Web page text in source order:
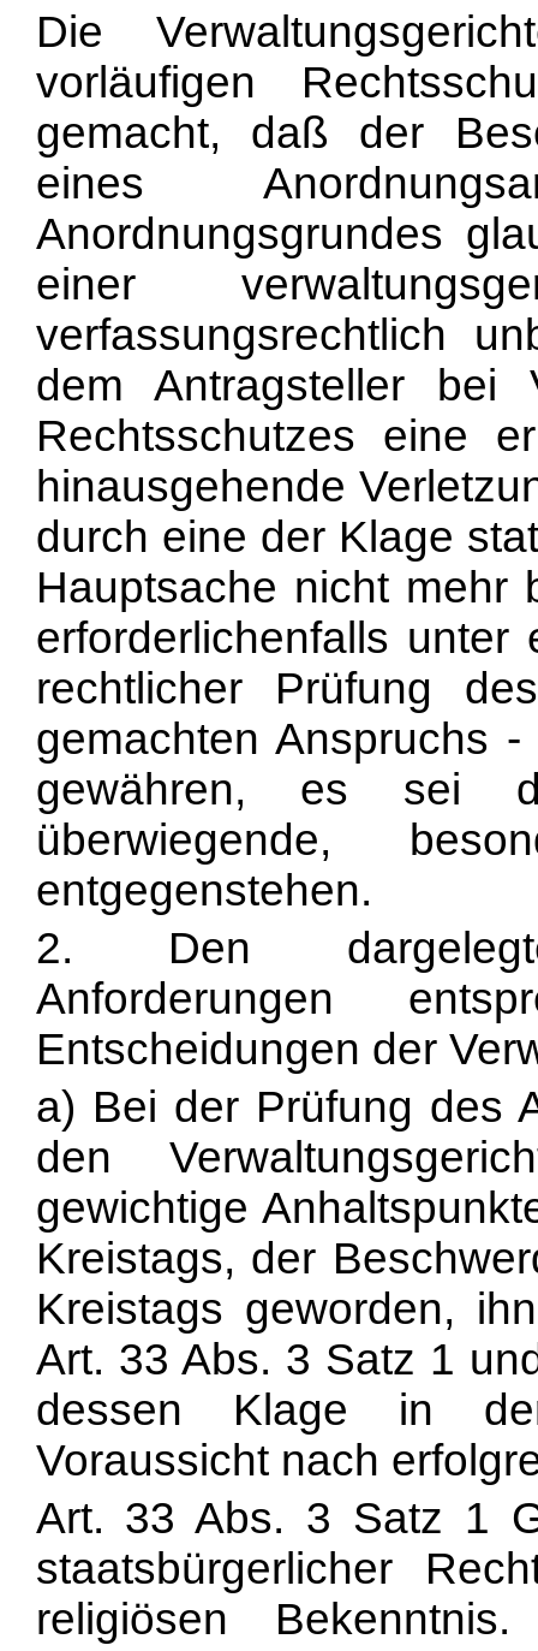
Die
vorläufigen
gemacht, daß der
eines
Anordnungsgrundes
einer
verfassungsrechtlich
dem Antragsteller bei
Rechtsschutzes eine
hinausgehende
durch eine der Klage
Hauptsache nicht mehr
erforderlichenfalls unter
rechtlicher Prüfung
gemachten Anspruchs
gewähren, es sei
überwiegende,
entgegenstehen.
2. Den
Anforderungen
Entscheidungen der
a) Bei der Prüfung des
den
gewichtige
Kreistags, der
Kreistags geworden,
Art. 33 Abs. 3 Satz 1
dessen Klage in
Voraussicht nach
Art. 33 Abs. 3 Satz 1
staatsbürgerlicher
religiösen